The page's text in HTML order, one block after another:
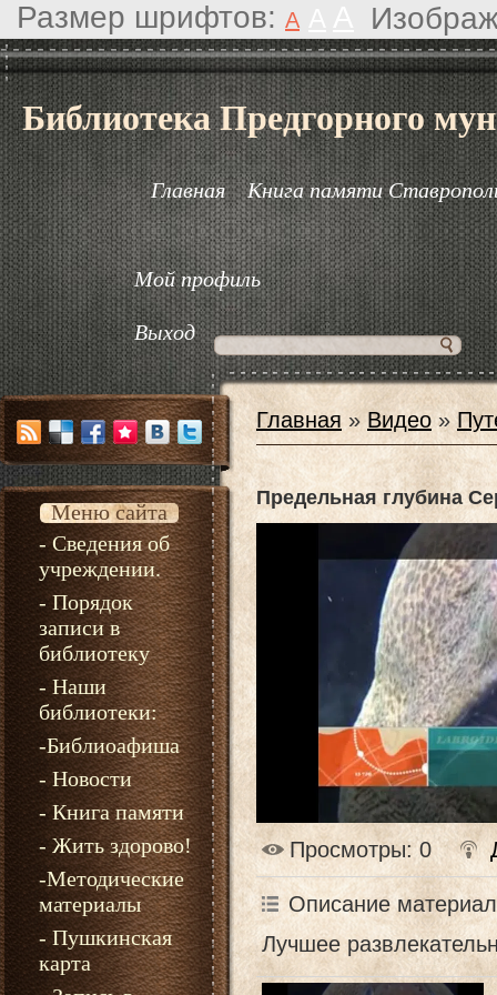
Размер шрифтов: A
Библиотека Предгорного
Главная Книга памяти
Мой профиль
Выход
Меню сайта
- Сведения об
учреждении.
- Порядок
записи в
библиотеку
- Наши
библиотеки:
-Библиоафиша
- Новости
- Книга памяти
- Жить здорово!
-Методические
материалы
- Пушкинская
карта
Главная »Видео »
Предельная глубина
Просмотры: 0
Описание
Лучшее